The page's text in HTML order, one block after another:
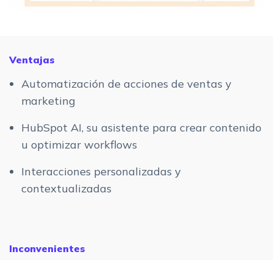
Ventajas
Automatización de acciones de ventas y
marketing
HubSpot AI, su asistente para crear contenido
u optimizar workflows
Interacciones personalizadas y
contextualizadas
Inconvenientes